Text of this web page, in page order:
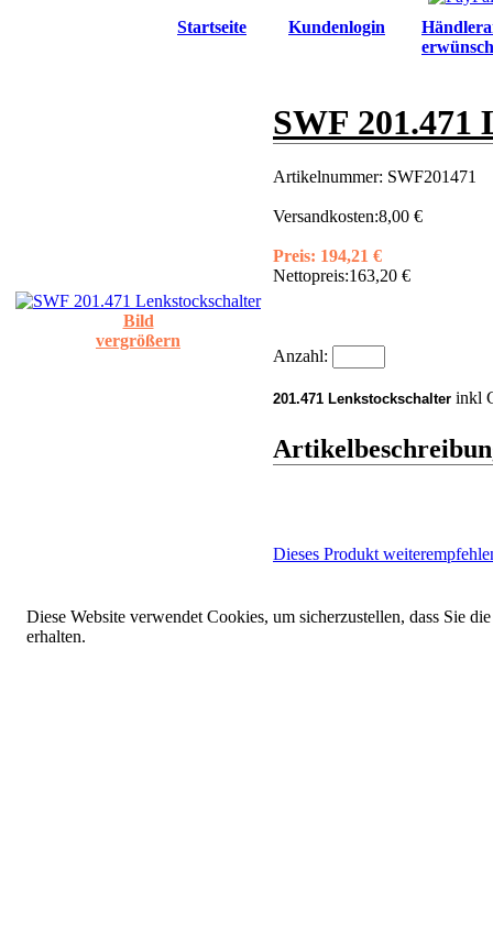
Startseite Kundenlogin
Bild
vergrößern
SWF 201.471
Artikelnummer: SWF201471
Versandkosten:8,00 €
Preis: 194,21 €
Nettopreis:163,20 €
Anzahl:
201.471 Lenkstockschalter inkl
Dieses Produkt
Diese Website verwendet Cookies, um sicherzustellen, dass Sie
erhalten.